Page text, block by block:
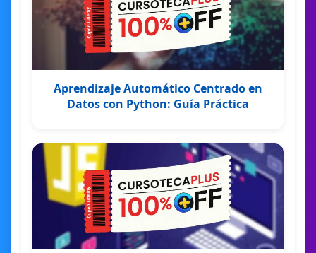
Aprendizaje Automático Centrado en
Datos con Python: Guía Práctica